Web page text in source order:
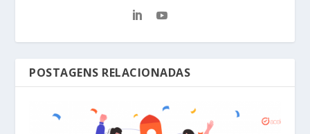
POSTAGENS RELACIONADAS